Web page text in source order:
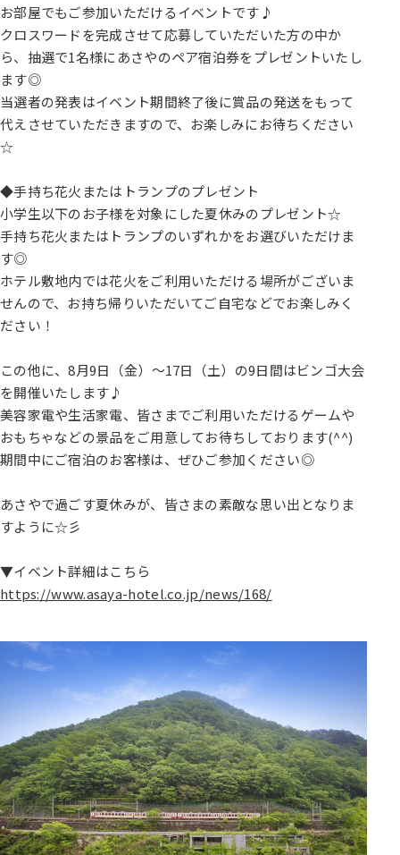
お部屋でもご参加いただけるイベントです♪
クロスワードを完成させて応募していただいた方の中か
ら、抽選で1名様にあさやのペア宿泊券をプレゼントいたし
ます◎
当選者の発表はイベント期間終了後に賞品の発送をもって
代えさせていただきますので、お楽しみにお待ちください
☆
◆手持ち花火またはトランプのプレゼント
小学生以下のお子様を対象にした夏休みのプレゼント☆
手持ち花火またはトランプのいずれかをお選びいただけま
す◎
ホテル敷地内では花火をご利用いただける場所がございま
せんので、お持ち帰りいただいてご自宅などでお楽しみく
ださい！
この他に、8月9日（金）～17日（土）の9日間はビンゴ大会
を開催いたします♪
美容家電や生活家電、皆さまでご利用いただけるゲームや
おもちゃなどの景品をご用意してお待ちしております(^^)
期間中にご宿泊のお客様は、ぜひご参加ください◎
あさやで過ごす夏休みが、皆さまの素敵な思い出となりま
すように☆彡
▼イベント詳細はこちら
https://www.asaya-hotel.co.jp/news/168/